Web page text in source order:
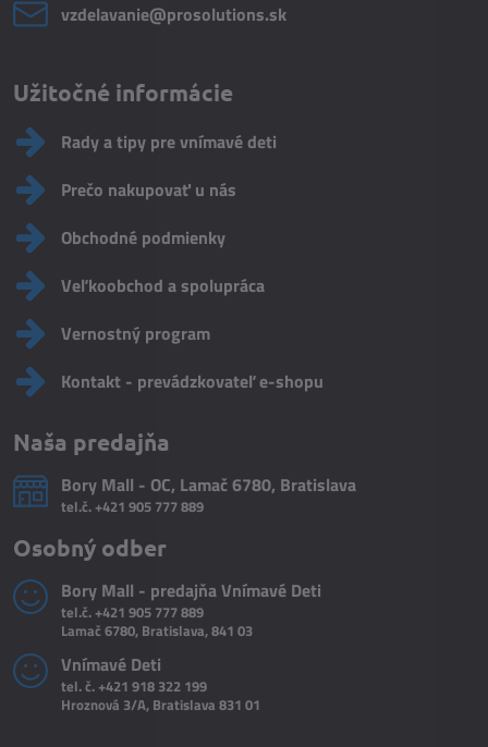
vzdelavanie​@prosolutions​.sk
Užitočné informácie
Rady a tipy pre vnímavé deti
Prečo nakupovať u nás
Obchodné podmienky
Veľkoobchod a spolupráca
Vernostný program
Kontakt - prevádzkovateľ e-shopu
Naša predajňa
Bory Mall - OC, Lamač 6780, Bratislava
tel.č.+421 905 777 889
Osobný odber
Bory Mall - predajňa Vnímavé Deti
tel.č.+421 905 777 889
Lamač 6780, Bratislava, 841 03
Vnímavé Deti
tel. č.+421 918 322 199
Hroznová 3/A, Bratislava 831 01